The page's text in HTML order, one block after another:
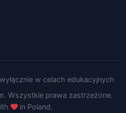
w celach edukacyjnych
Wszystkie prawa zastrzeżone.
in Poland.